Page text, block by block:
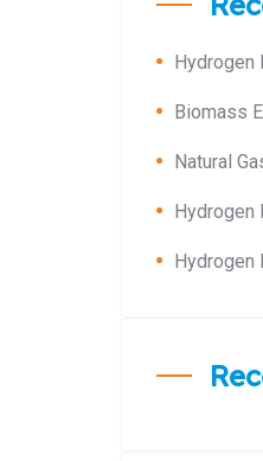
Hydrogen
Biomass
Natural
Hydrogen
Hydrogen